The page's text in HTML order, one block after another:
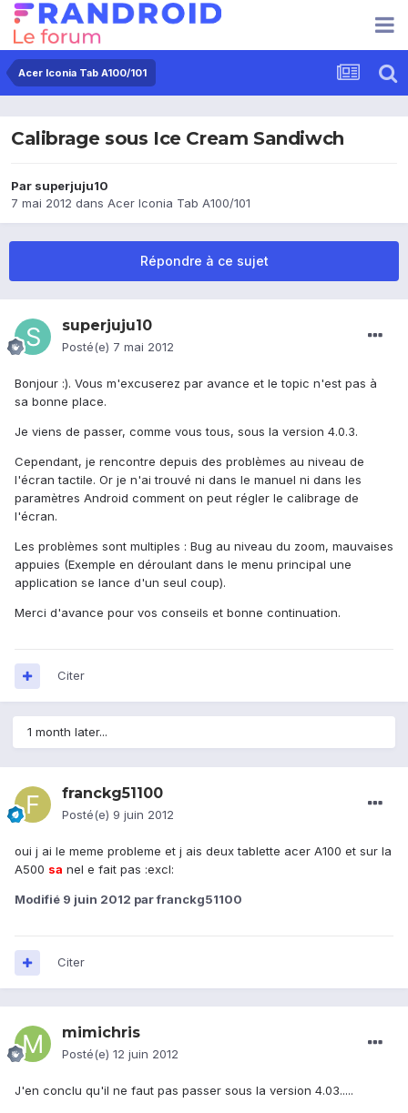
Acer Iconia Tab A100/101
Calibrage sous Ice Cream Sandiwch
Par superjuju10
7 mai 2012 dans Acer Iconia Tab A100/101
Répondre à ce sujet
superjuju10
Posté(e) 7 mai 2012
Bonjour :). Vous m'excuserez par avance et le topic n'est pas à
sa bonne place.
Je viens de passer, comme vous tous, sous la version 4.0.3.
Cependant, je rencontre depuis des problèmes au niveau de
l'écran tactile. Or je n'ai trouvé ni dans le manuel ni dans les
paramètres Android comment on peut régler le calibrage de
l'écran.
Les problèmes sont multiples : Bug au niveau du zoom, mauvaises
appuies (Exemple en déroulant dans le menu principal une
application se lance d'un seul coup).
Merci d'avance pour vos conseils et bonne continuation.
Citer
1 month later...
franckg51100
Posté(e) 9 juin 2012
oui j ai le meme probleme et j ais deux tablette acer A100 et sur la
A500 sa nel e fait pas :excl:
Modifié 9 juin 2012 par franckg51100
Citer
mimichris
Posté(e) 12 juin 2012
J'en conclu qu'il ne faut pas passer sous la version 4.03.....